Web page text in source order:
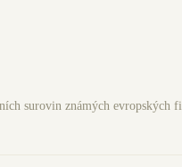
surovin známých evropských